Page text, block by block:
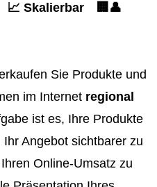
📈 Skalierbar
🏢👤
Sie Produkte und
im Internet regional
ist es, Ihre Produkte
Angebot sichtbarer zu
Online-Umsatz zu